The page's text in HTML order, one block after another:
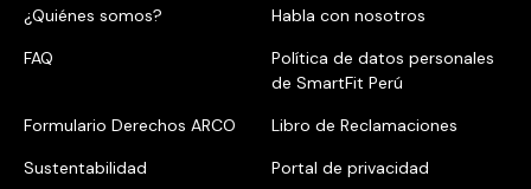
¿Quiénes somos?
Habla con nosotros
FAQ
Política de datos personales
de SmartFit Perú
Formulario Derechos ARCO
Libro de Reclamaciones
Sustentabilidad
Portal de privacidad